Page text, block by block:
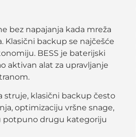
bez napajanja kada mreža
Klasični backup se najčešće
BESS je baterijski
aktivan alat za upravljanje
struje, klasični backup često
optimizaciju vršne snage,
potpuno drugu kategoriju